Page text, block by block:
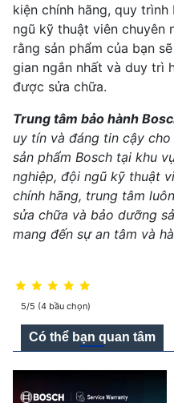
kiện chính hãng, quy
ngũ kỹ thuật viên chuyên
rằng sản phẩm của bạn
gian ngắn nhất và duy trì
được sửa chữa.
Trung tâm bảo hành
uy tín và đáng tin cậy
sản phẩm Bosch tại khu
nghiệp, đội ngũ kỹ thuật
chính hãng, trung tâm
sửa chữa và bảo dưỡng
mang đến sự an tâm và
5/5 (4 bầu chọn)
Có thể bạn quan tâm